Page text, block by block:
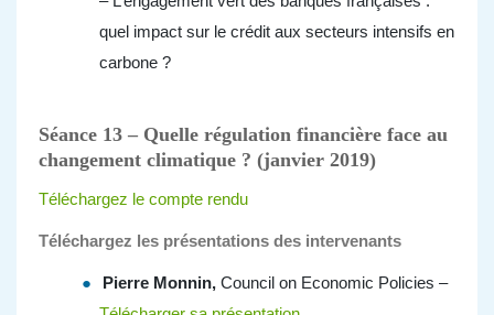
quel impact sur le crédit aux secteurs intensifs en
carbone ?
Séance 13 – Quelle régulation financière face au
changement climatique ? (janvier 2019)
Téléchargez le compte rendu
Téléchargez les présentations des intervenants
Pierre Monnin, Council on Economic Policies –